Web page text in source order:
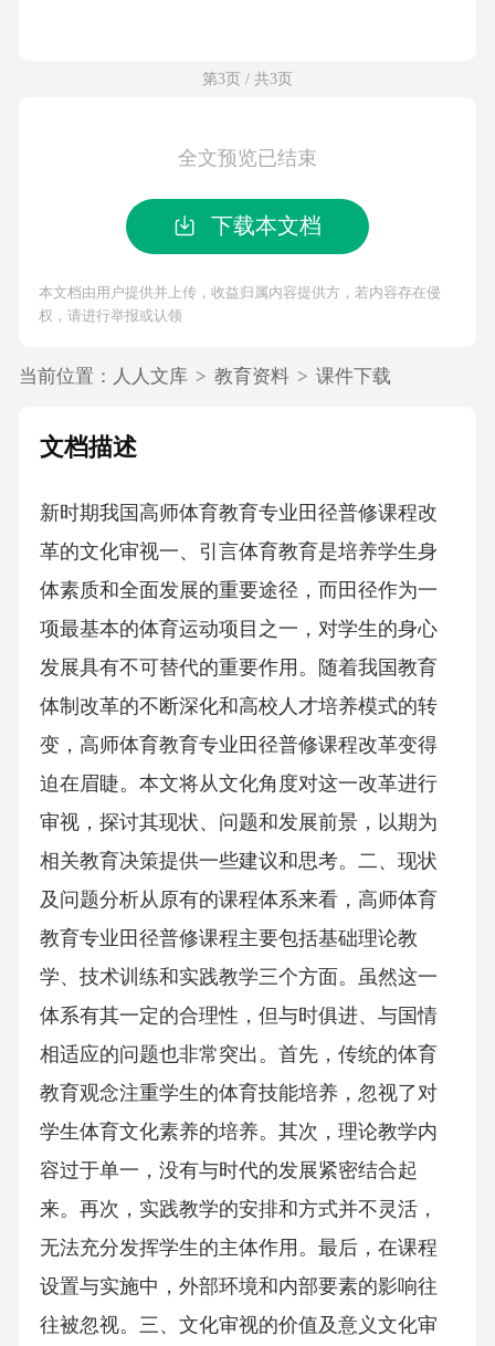
第3页 / 共3页
全文预览已结束
下载本文档
本文档由用户提供并上传，收益归属内容提供方，若内容存在侵
权，请进行举报或认领
当前位置： 人人文库 > 教育资料 > 课件下载
文档描述
新时期我国高师体育教育专业田径普修课程改
革的文化审视一、引言体育教育是培养学生身
体素质和全面发展的重要途径，而田径作为一
项最基本的体育运动项目之一，对学生的身心
发展具有不可替代的重要作用。随着我国教育
体制改革的不断深化和高校人才培养模式的转
变，高师体育教育专业田径普修课程改革变得
迫在眉睫。本文将从文化角度对这一改革进行
审视，探讨其现状、问题和发展前景，以期为
相关教育决策提供一些建议和思考。二、现状
及问题分析从原有的课程体系来看，高师体育
教育专业田径普修课程主要包括基础理论教
学、技术训练和实践教学三个方面。虽然这一
体系有其一定的合理性，但与时俱进、与国情
相适应的问题也非常突出。首先，传统的体育
教育观念注重学生的体育技能培养，忽视了对
学生体育文化素养的培养。其次，理论教学内
容过于单一，没有与时代的发展紧密结合起
来。再次，实践教学的安排和方式并不灵活，
无法充分发挥学生的主体作用。最后，在课程
设置与实施中，外部环境和内部要素的影响往
往被忽视。三、文化审视的价值及意义文化审